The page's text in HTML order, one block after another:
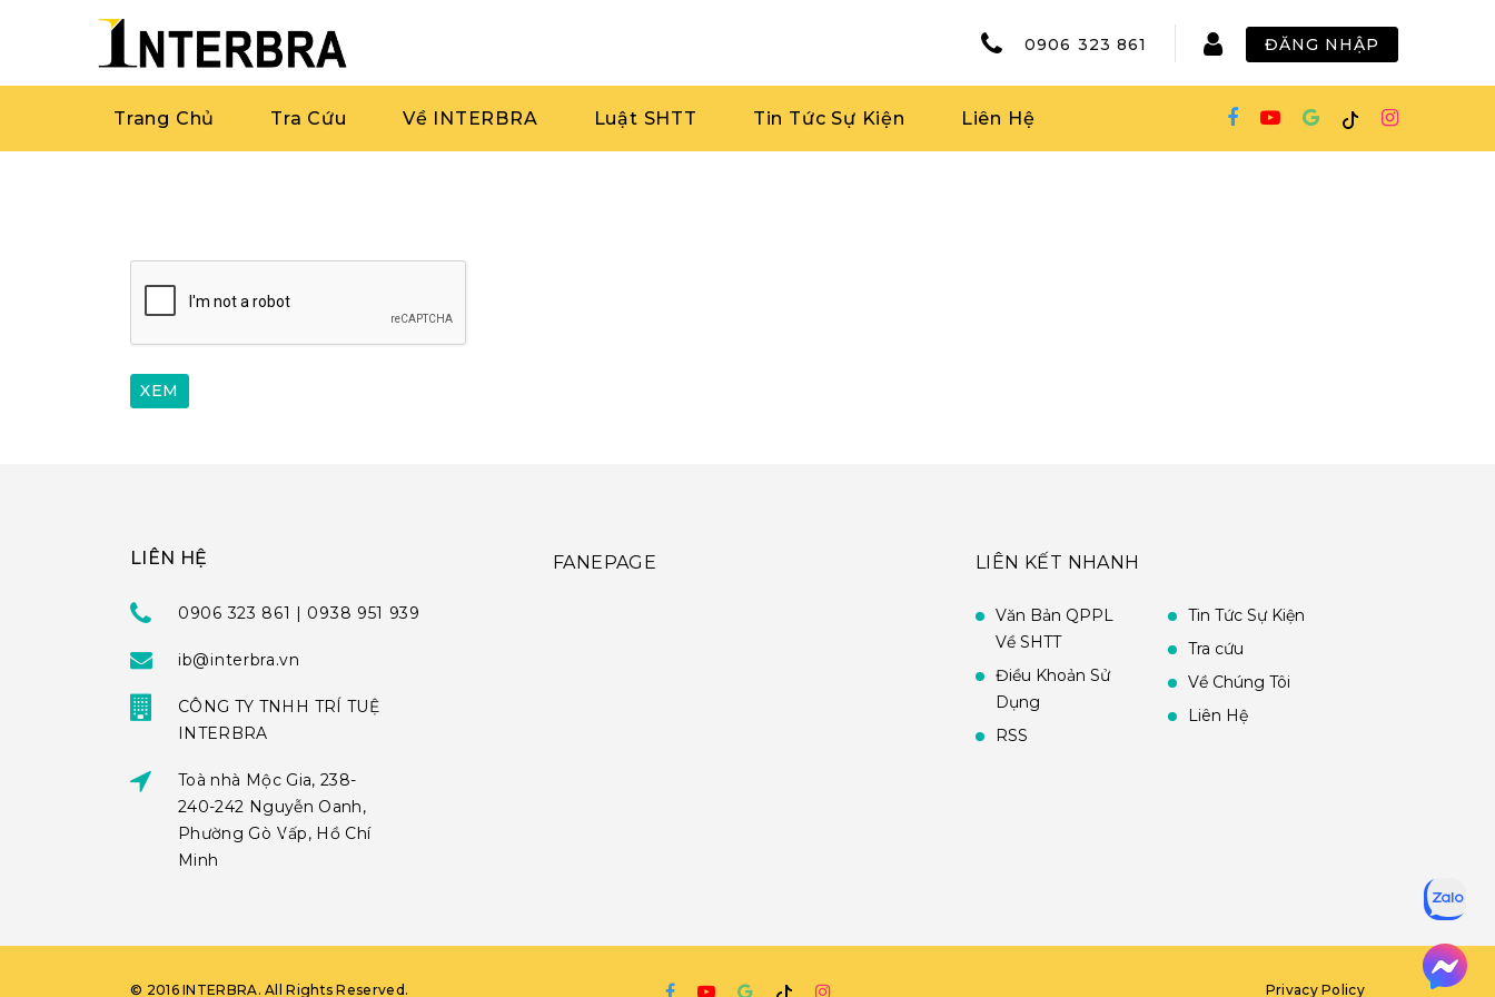
0906 323 861 ĐĂNG NHẬP
Trang Chủ Tra Cứu Về INTERBRA Luật SHTT Tin Tức Sự Kiện Liên Hệ
LIÊN HỆ
0906 323 861 | 0938 951 939
ib@interbra.vn
CÔNG TY TNHH TRÍ TUỆ
INTERBRA
Toà nhà Mộc Gia, 238-
240-242 Nguyễn Oanh,
Phường Gò Vấp, Hồ Chí
Minh
FANEPAGE LIÊN KẾT NHANH
Văn Bản QPPL
Về SHTT
Điều Khoản Sử
Dụng
RSS
Tin Tức Sự Kiện
Tra cứu
Về Chúng Tôi
Liên Hệ
© 2016 INTERBRA. All Rights Reserved. Privacy Policy